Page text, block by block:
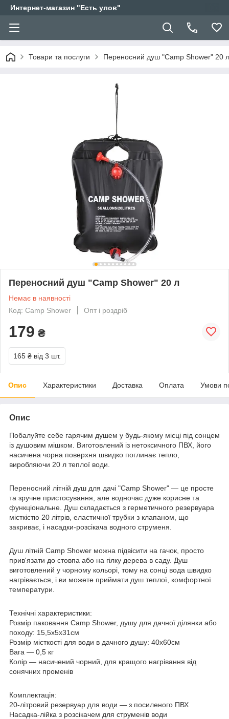
Интернет-магазин "Есть улов"
Товари та послуги Переносний душ "Camp Shower" 20 л
Переносний душ "Camp Shower" 20 л
Немає в наявності
Код: Camp Shower
Опт і роздріб
179 ₴
165 ₴ від 3 шт.
Опис Характеристики Доставка Оплата Умови
Опис
Побалуйте себе гарячим душем у будь-якому місці під сонцем
із душовим мішком. Виготовлений із нетоксичного ПВХ, його
насичена чорна поверхня швидко поглинає тепло,
виробляючи 20 л теплої води.
Переносний літній душ для дачі "Camp Shower" — це просте
та зручне пристосування, але водночас дуже корисне та
функціональне. Душ складається з герметичного резервуара
місткістю 20 літрів, еластичної трубки з клапаном, що
закриває, і насадки-розсікача водного струменя.
Душ літній Camp Shower можна підвісити на гачок, просто
прив'язати до стовпа або на гілку дерева в саду. Душ
виготовлений у чорному кольорі, тому на сонці вода швидко
нагрівається, і ви можете приймати душ теплої, комфортної
температури.
Технічні характеристики:
Розмір паковання Camp Shower, душу для дачної ділянки або
походу: 15,5х5х31см
Розмір місткості для води в дачного душу: 40х60см
Вага — 0,5 кг
Колір — насичений чорний, для кращого нагрівання від
сонячних променів
Комплектація:
20-літровий резервуар для води — з посиленого ПВХ
Насадка-лійка з розсікачем для струменів води